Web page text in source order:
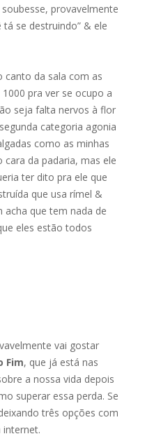
provavelmente
se destruindo” & ele
canto da sala com as
pra ver se ocupo a
seja falta nervos à flor
categoria agonia
como as minhas
cara da padaria, mas ele
ter dito pra ele que
que usa rímel &
que tem nada de
eles estão todos
vai gostar
Fim, que já está nas
a nossa vida depois
superar essa perda. Se
três opções com
internet.